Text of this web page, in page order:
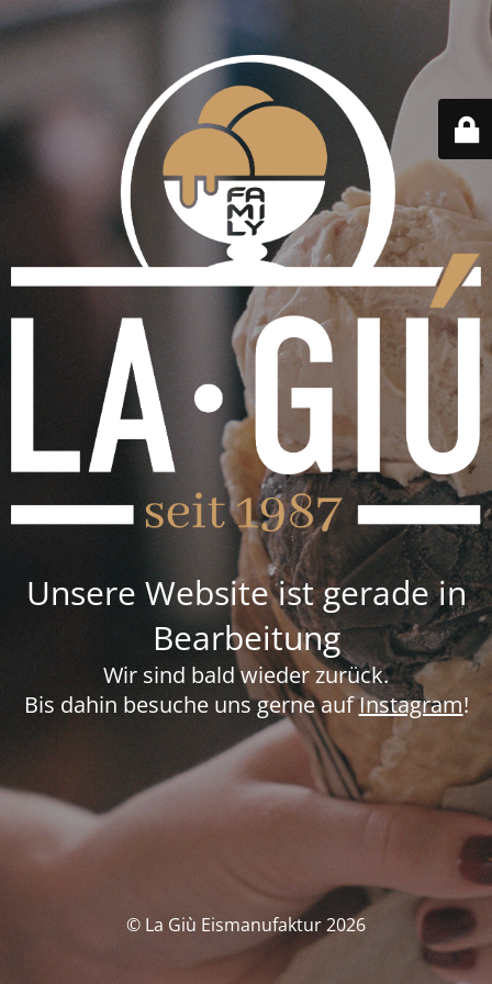
Unsere Website ist gerade in
Bearbeitung
Wir sind bald wieder zurück.
Bis dahin besuche uns gerne aufInstagram!
© La Giù Eismanufaktur 2026